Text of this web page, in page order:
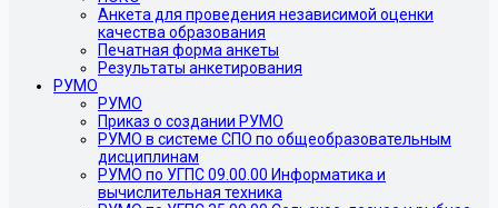
Анкета для проведения независимой оценки
качества образования
Печатная форма анкеты
Результаты анкетирования
РУМО
РУМО
Приказ о создании РУМО
РУМО в системе СПО по общеобразовательным
дисциплинам
РУМО по УГПС 09.00.00 Информатика и
вычислительная техника